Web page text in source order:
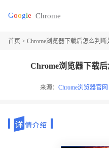
首页 > Chrome浏览器下载后怎么判
Chrome浏览器下载
来源：Chrome浏览器官网